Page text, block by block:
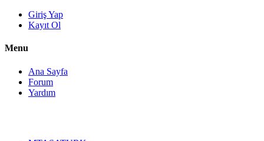
Giriş Yap
Kayıt Ol
Menu
Ana Sayfa
Forum
Yardım